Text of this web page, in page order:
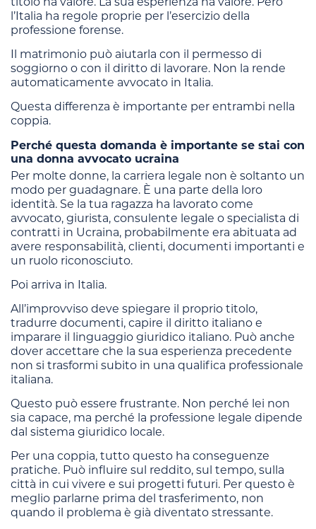
l’Italia ha regole proprie per l’esercizio della
professione forense.
Il matrimonio può aiutarla con il permesso di
soggiorno o con il diritto di lavorare. Non la rende
automaticamente avvocato in Italia.
Questa differenza è importante per entrambi nella
coppia.
Perché questa domanda è importante se stai con
una donna avvocato ucraina
Per molte donne, la carriera legale non è soltanto un
modo per guadagnare. È una parte della loro
identità. Se la tua ragazza ha lavorato come
avvocato, giurista, consulente legale o specialista di
contratti in Ucraina, probabilmente era abituata ad
avere responsabilità, clienti, documenti importanti e
un ruolo riconosciuto.
Poi arriva in Italia.
All’improvviso deve spiegare il proprio titolo,
tradurre documenti, capire il diritto italiano e
imparare il linguaggio giuridico italiano. Può anche
dover accettare che la sua esperienza precedente
non si trasformi subito in una qualifica professionale
italiana.
Questo può essere frustrante. Non perché lei non
sia capace, ma perché la professione legale dipende
dal sistema giuridico locale.
Per una coppia, tutto questo ha conseguenze
pratiche. Può influire sul reddito, sul tempo, sulla
città in cui vivere e sui progetti futuri. Per questo è
meglio parlarne prima del trasferimento, non
quando il problema è già diventato stressante.